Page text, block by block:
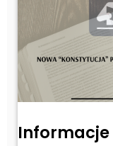
Informacje